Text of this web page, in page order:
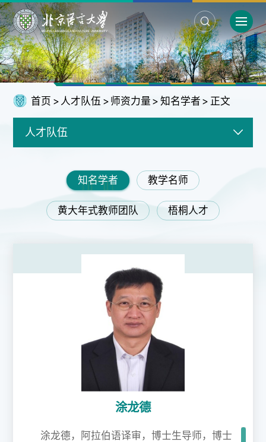
首页 > 人才队伍 > 师资力量 > 知名学者 > 正文
人才队伍
知名学者 教学名师
黄大年式教师团队 梧桐人才
涂龙德
涂龙德，阿拉伯语译审，博士生导师，博士